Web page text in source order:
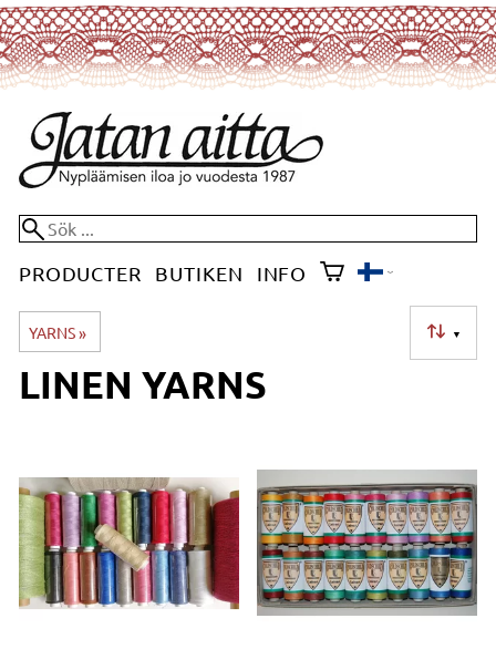
PRODUCTER BUTIKEN INFO
YARNS‪» ▼
LINEN YARNS